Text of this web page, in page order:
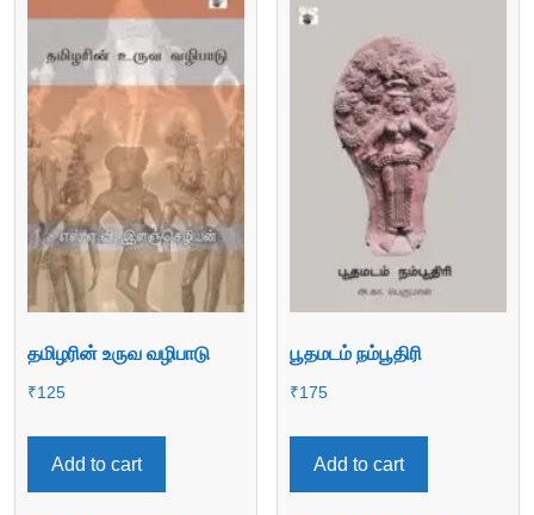
தமிழரின் உருவ வழிபாடு
₹125
Add to cart
பூதமடம் நம்பூதிரி
₹175
Add to cart